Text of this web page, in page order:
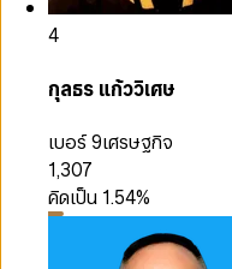
4
กุลธร แก้ววิเศษ
เบอร์ 9เศรษฐกิจ
1,307
คิดเป็น 1.54%